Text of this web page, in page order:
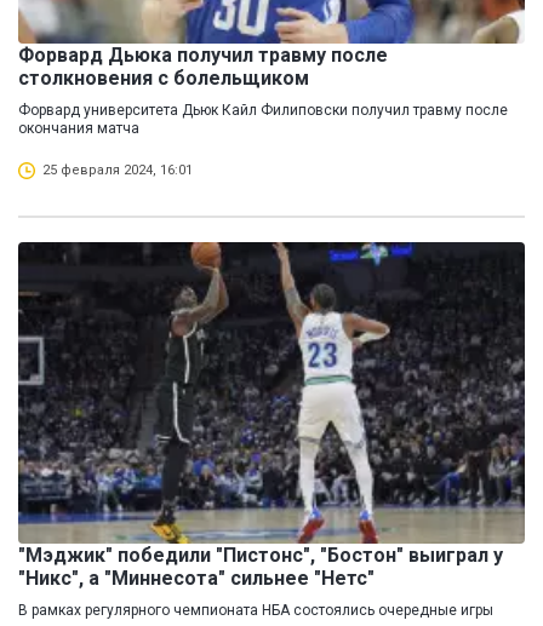
Форвард Дьюка получил травму после
столкновения с болельщиком
Форвард университета Дьюк Кайл Филиповски получил травму после
окончания матча
25 февраля 2024, 16:01
"Мэджик" победили "Пистонс", "Бостон" выиграл у
"Никс", а "Миннесота" сильнее "Нетс"
В рамках регулярного чемпионата НБА состоялись очередные игры